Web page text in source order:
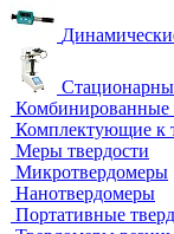
Химреактивы
Пауки,
Твердометрия